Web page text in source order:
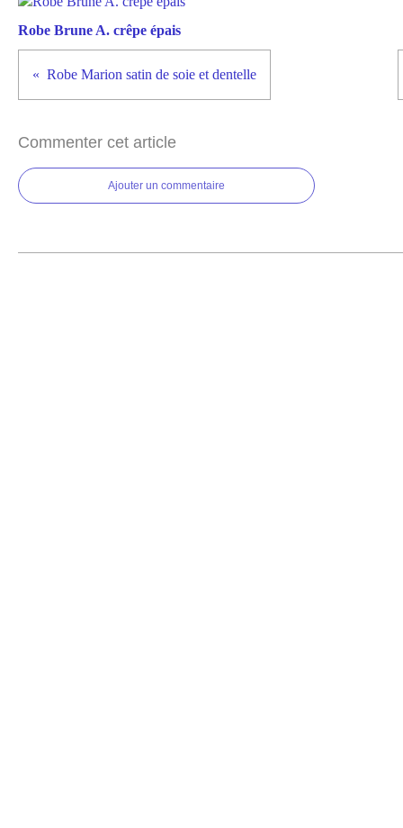
Robe Brune A. crêpe épais
Robe Marion satin de soie et dentelle
Commenter cet article
Ajouter un commentaire